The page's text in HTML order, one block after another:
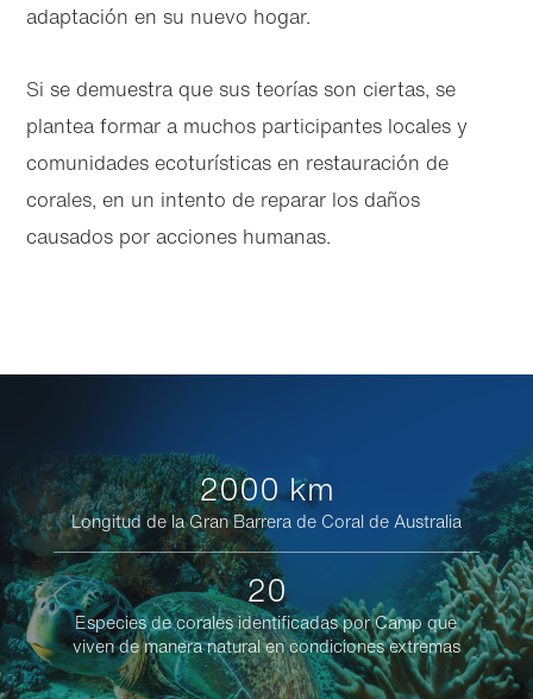
adaptación en su nuevo hogar.
Si se demuestra que sus teorías son ciertas, se
plantea formar a muchos participantes locales y
comunidades ecoturísticas en restauración de
corales, en un intento de reparar los daños
causados por acciones humanas.
2000 km
Longitud de la Gran Barrera de Coral de Australia
20
Especies de corales identificadas por Camp que
viven de manera natural en condiciones extremas